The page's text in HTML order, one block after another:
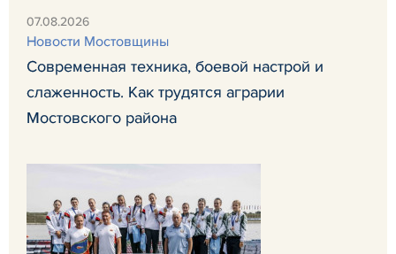
07.08.2026
Новости Мостовщины
Современная техника, боевой настрой и
слаженность. Как трудятся аграрии
Мостовского района